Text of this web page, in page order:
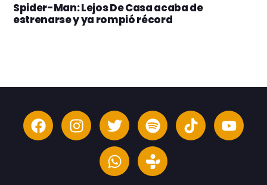
Spider-Man: Lejos De Casa acaba de
estrenarse y ya rompió récord